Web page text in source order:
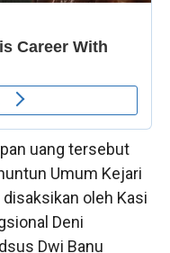
uang tersebut
Umum Kejari
disaksikan oleh Kasi
Deni
Dwi Banu